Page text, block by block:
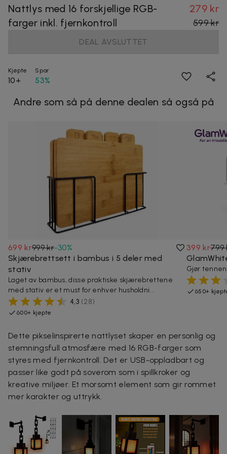
Nattlys med 16 forskjellige RGB-
farger inkl. fjernkontroll
279 kr
599 kr
DEAL AVSLUTTET
Kjøpte
10+
Spar
53%
Andre som så på denne dealen så også på
699 kr999 kr-30%
Skjærebrettsett i bambus i 5 deler med
stativ
Laget av bambus, disse praktiske skjærebrettene
med stativ er et must for enhver husholdni...
4,3 (28)
600+ kjøpte
399 kr799
Gjør
650+
Dette pikselinspirerte nattlyset skaper en personlig og
stemningsfull atmosfære med 16 RGB-farger som
styres med fjernkontroll. Det er USB-oppladbart og
passer like godt på soverom som i spillkroker og
kreative miljøer. Et morsomt element som gir rommet
mer karakter og uttrykk.